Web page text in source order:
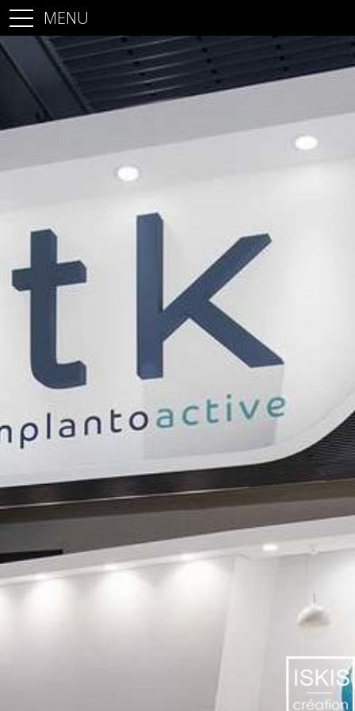
MENU
Accueil
Stands
Architecture commerciale
Architecture d’intérieur
Contact